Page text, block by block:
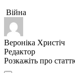
Війна
Вероніка Христіч
Редактор
Розкажіть про